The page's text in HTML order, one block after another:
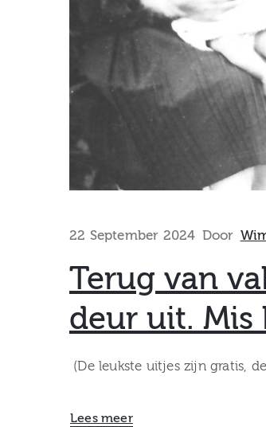
22 September 2024 Door
Terug van
deur uit. Mis
(De leukste uitjes zijn gratis,
Lees meer